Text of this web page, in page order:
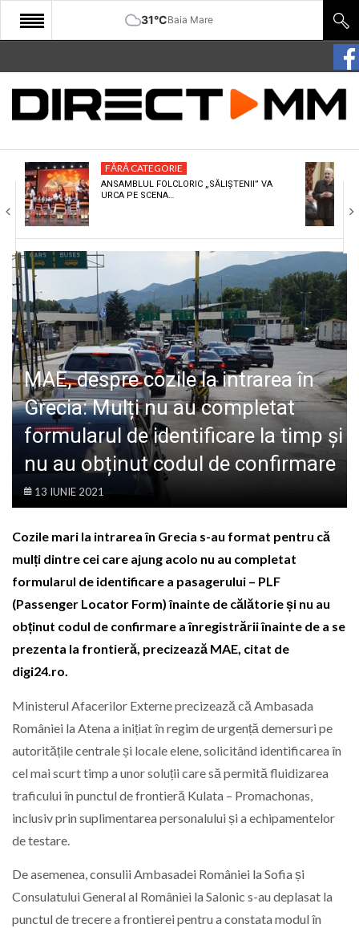
31°CBaia Mare
START
COMUNITATE
CULTURA
ECONOMIE
SANATATE
SPORT
SPECIAL
POLITIC
LIFE
FĂRĂ CATEGORIE
ANSAMBLUL FOLCLORIC „SĂLIȘTENII” VA
URCA PE SCENA…
MAE, despre cozile la intrarea în
Grecia: Mulți nu au completat
formularul de identificare la timp și
nu au obținut codul de confirmare
13 IUNIE 2021
Cozile mari la intrarea în Grecia s-au format pentru că
mulți dintre cei care ajung acolo nu au completat
formularul de identificare a pasagerului – PLF
(Passenger Locator Form) înainte de călătorie și nu au
obținut codul de confirmare a înregistrării înainte de a se
prezenta la frontieră, precizează MAE, citat de
digi24.ro.
Ministerul Afacerilor Externe precizează că Ambasada
României la Atena a inițiat în regim de urgență demersuri pe
autoritățile centrale și locale elene, solicitând identificarea în
cel mai scurt timp a unor soluții care să permită fluidizarea
traficului în punctul de frontieră Kulata – Promachonas,
inclusiv prin suplimentarea personalului și a echipamentelor
de testare.
De asemenea, consulii Ambasadei României la Sofia și
Consulatului General al României la Salonic s-au deplasat la
punctul de trecere a frontierei pentru a constata modul în